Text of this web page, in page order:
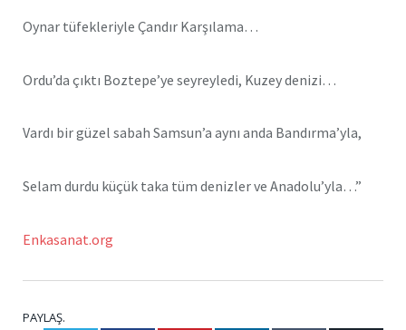
Oynar tüfekleriyle Çandır Karşılama…
Ordu’da çıktı Boztepe’ye seyreyledi, Kuzey denizi…
Vardı bir güzel sabah Samsun’a aynı anda Bandırma’yla,
Selam durdu küçük taka tüm denizler ve Anadolu’yla…”
Enkasanat.org
PAYLAŞ.